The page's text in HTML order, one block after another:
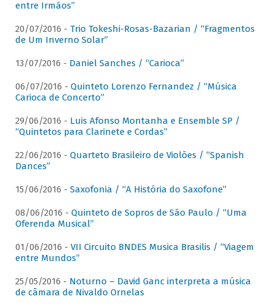
entre Irmãos”
20/07/2016 - Trio Tokeshi-Rosas-Bazarian / “Fragmentos
de Um Inverno Solar”
13/07/2016 - Daniel Sanches / “Carioca”
06/07/2016 - Quinteto Lorenzo Fernandez / “Música
Carioca de Concerto”
29/06/2016 - Luis Afonso Montanha e Ensemble SP /
“Quintetos para Clarinete e Cordas”
22/06/2016 - Quarteto Brasileiro de Violões / “Spanish
Dances”
15/06/2016 - Saxofonia / “A História do Saxofone”
08/06/2016 - Quinteto de Sopros de São Paulo / “Uma
Oferenda Musical”
01/06/2016 - VII Circuito BNDES Musica Brasilis / “Viagem
entre Mundos”
25/05/2016 - Noturno – David Ganc interpreta a música
de câmara de Nivaldo Ornelas